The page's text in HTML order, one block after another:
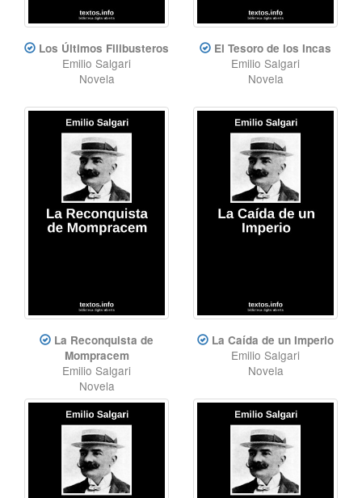
Los Últimos Filibusteros
Emilio Salgari
Novela
El Tesoro de los Incas
Emilio Salgari
Novela
La Reconquista de
Mompracem
Emilio Salgari
Novela
La Caída de un Imperio
Emilio Salgari
Novela